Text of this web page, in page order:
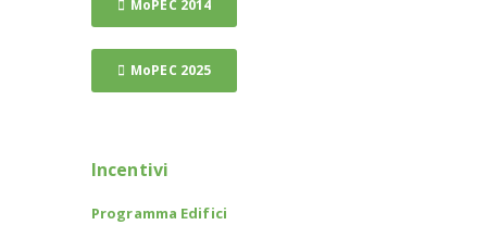
MoPEC 2014
MoPEC 2025
Incentivi
Programma Edifici